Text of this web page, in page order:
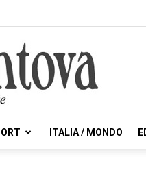
ITALIA / MONDO